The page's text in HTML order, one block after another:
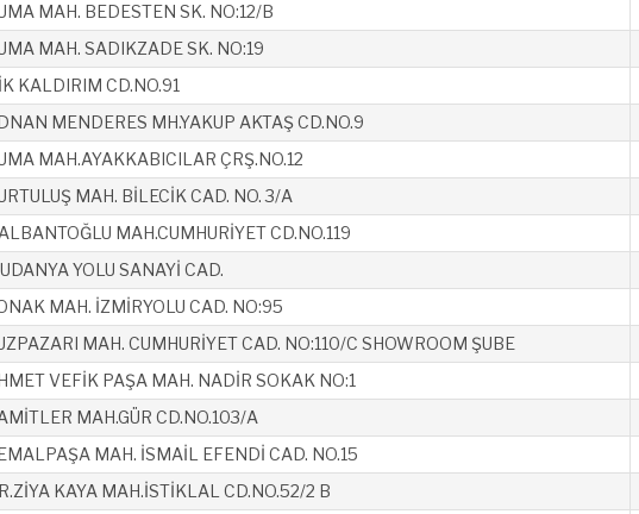
MAH. BEDESTEN SK. NO:12/B
MAH. SADIKZADE SK. NO:19
KALDIRIM CD.NO.91
MENDERES MH.YAKUP AKTAŞ CD.NO.9
MAH.AYAKKABICILAR ÇRŞ.NO.12
MAH. BİLECİK CAD. NO. 3/A
MAH.CUMHURİYET CD.NO.119
YOLU SANAYİ CAD.
MAH. İZMİRYOLU CAD. NO:95
MAH. CUMHURİYET CAD. NO:110/C SHOWROOM ŞUBE
VEFİK PAŞA MAH. NADİR SOKAK NO:1
MAH.GÜR CD.NO.103/A
MAH. İSMAİL EFENDİ CAD. NO.15
KAYA MAH.İSTİKLAL CD.NO.52/2 B